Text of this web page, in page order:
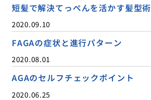
短髪で解決てっぺんを活かす髪型術
2020.09.10
FAGAの症状と進行パターン
2020.08.01
AGAのセルフチェックポイント
2020.06.25